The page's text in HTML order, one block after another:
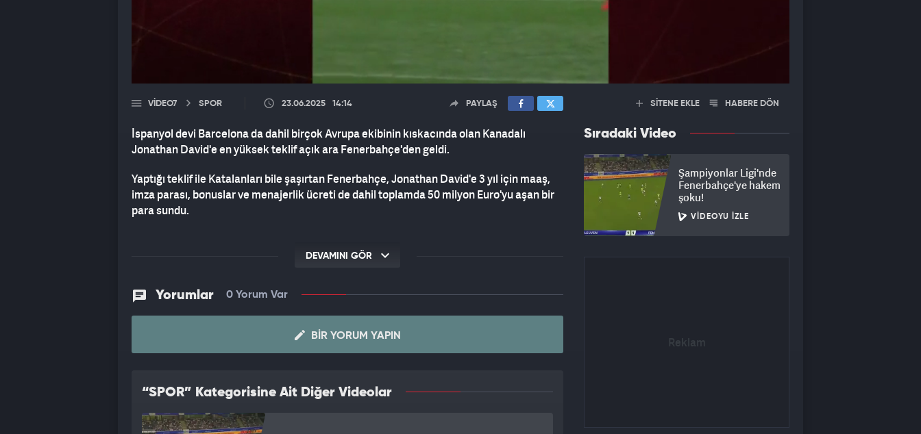
VIDEO7 SPOR 23.06.2025 14:14 PAYLAŞ
İspanyol devi Barcelona da dahil birçok Avrupa ekibinin kıskacında olan Kanadalı
Jonathan David'e en yüksek teklif açık ara Fenerbahçe'den geldi.
Yaptığı teklif ile Katalanları bile şaşırtan Fenerbahçe, Jonathan David'e 3 yıl için maaş,
imza parası, bonuslar ve menajerlik ücreti de dahil toplamda 50 milyon Euro'yu aşan bir
para sundu.
DEVAMINI GÖR
Yorumlar 0 Yorum Var
BIR YORUM YAPIN
“SPOR” Kategorisine Ait Diğer Videolar
SİTENE EKLE HABERE DÖN
Sıradaki Video
Şampiyonlar Ligi'nde
Fenerbahçe'ye hakem
şoku!
VIDEOYU İZLE